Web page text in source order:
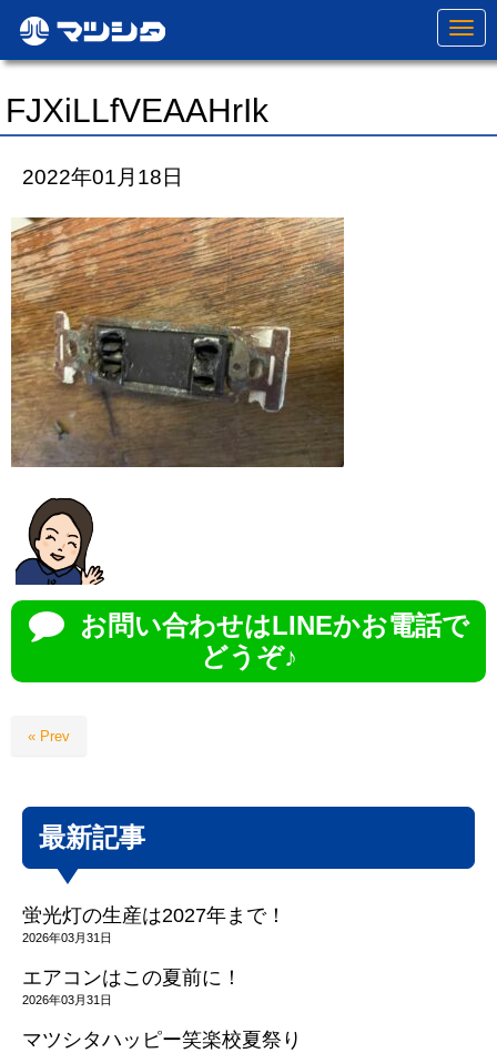
N
a
v
t
FJXiLLfVEAAHrIk
2022年01月18日
お問い合わせはLINEかお電話で
どうぞ♪
« Prev
最新記事
蛍光灯の生産は2027年まで！
2026年03月31日
エアコンはこの夏前に！
2026年03月31日
マツシタハッピー笑楽校夏祭り